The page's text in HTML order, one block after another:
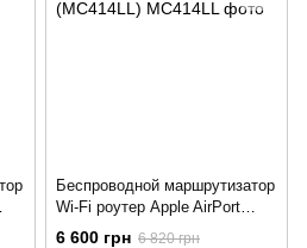
Беспроводной маршрутизатор
Wi-Fi роутер Apple AirPort
Express (MC414LL)
6 600 грн 6 820 грн